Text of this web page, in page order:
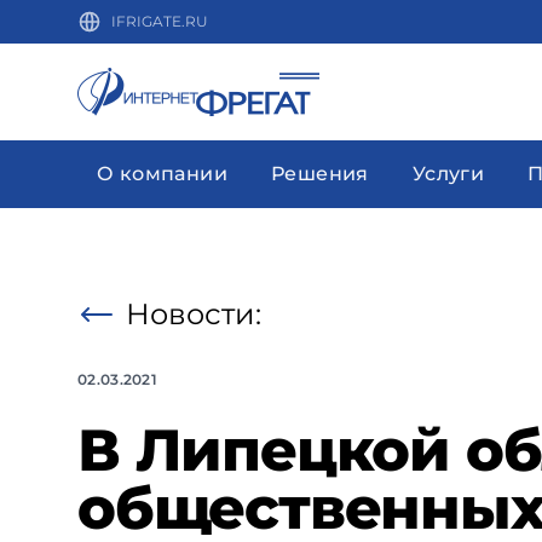
IFRIGATE.RU
О компании Решения Услуги
Новости:
02.03.2021
В Липецкой